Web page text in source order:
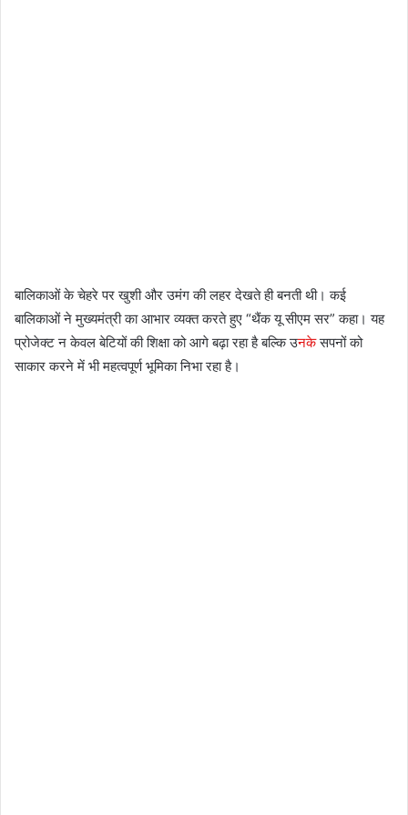
बालिकाओं के चेहरे पर खुशी और उमंग की लहर देखते ही बनती थी। कई
बालिकाओं ने मुख्यमंत्री का आभार व्यक्त करते हुए “थैंक यू सीएम सर” कहा। यह
प्रोजेक्ट न केवल बेटियों की शिक्षा को आगे बढ़ा रहा है बल्कि उनकेसपनों को
साकार करने में भी महत्वपूर्ण भूमिका निभा रहा है।